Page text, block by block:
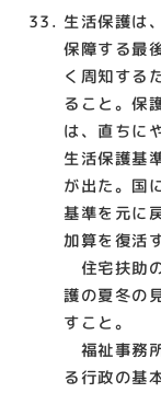
生活保護は
保障する最
く周知する
ること。保
は、直ちに
生活保護基
が出た。国
基準を元に
加算を復活
住宅扶助
護の夏冬の
すこと。
福祉事務
る行政の基